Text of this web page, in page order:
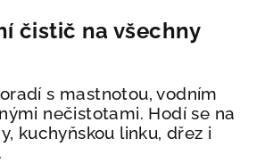
čistič na všechny
s mastnotou, vodním
nečistotami. Hodí se na
kuchyňskou linku, dřez i